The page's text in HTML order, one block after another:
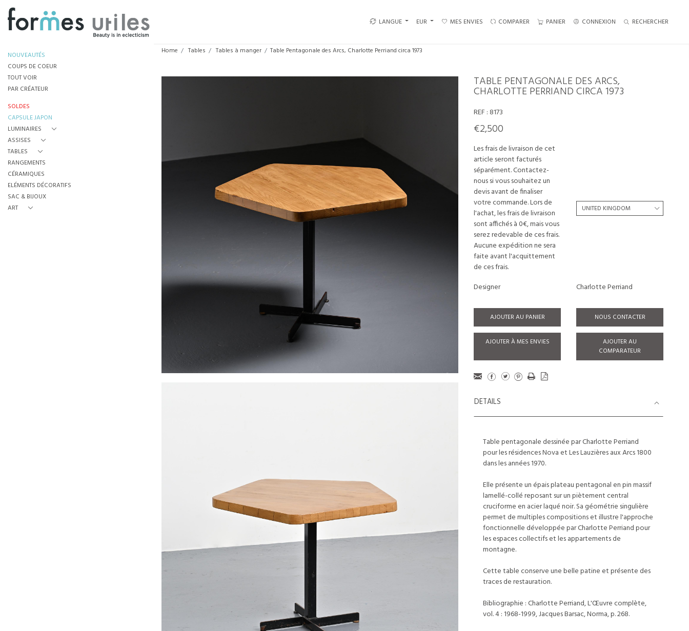
LANGUE EUR MES ENVIES COMPARER PANIER CONNEXION RECHERCHER
NOUVEAUTÉS
COUPS DE COEUR
TOUT VOIR
PAR CRÉATEUR
SOLDES
CAPSULE JAPON
LUMINAIRES
ASSISES
TABLES
RANGEMENTS
CÉRAMIQUES
ELÉMENTS DÉCORATIFS
SAC & BIJOUX
ART
Home Tables Tables à manger Table Pentagonale des Arcs, Charlotte Perriand circa 1973
TABLE PENTAGONALE DES ARCS,
CHARLOTTE PERRIAND CIRCA 1973
REF : 8173
€2,500
Les frais de livraison de cet
article seront facturés
séparément. Contactez-
nous si vous souhaitez un
devis avant de finaliser
votre commande. Lors de
l'achat, les frais de livraison
sont affichés à 0€, mais vous
serez redevable de ces frais.
Aucune expédition ne sera
faite avant l'acquittement
de ces frais.
Designer
Charlotte Perriand
AJOUTER AU PANIER NOUS CONTACTER
AJOUTER À MES ENVIES
AJOUTER AU
COMPARATEUR
DETAILS
Table pentagonale dessinée par Charlotte Perriand
pour les résidences Nova et Les Lauzières aux Arcs 1800
dans les années 1970.
Elle présente un épais plateau pentagonal en pin massif
lamellé-collé reposant sur un piètement central
cruciforme en acier laqué noir. Sa géométrie singulière
permet de multiples compositions et illustre l'approche
fonctionnelle développée par Charlotte Perriand pour
les espaces collectifs et les appartements de
montagne.
Cette table conserve une belle patine et présente des
traces de restauration.
Bibliographie : Charlotte Perriand, L'Œuvre complète,
vol. 4 : 1968-1999, Jacques Barsac, Norma, p. 268.